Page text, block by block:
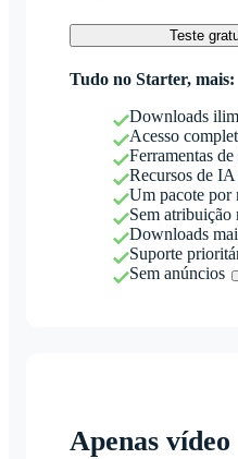
Teste
Tudo no Starter, mais:
Downloads
Acesso
Ferramentas
Recursos de
Um pacote por
Sem atribuição
Downloads
Suporte
Sem anúncios
Apenas vídeo